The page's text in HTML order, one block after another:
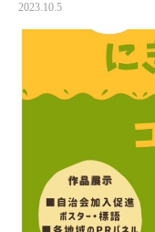
2023.10.5